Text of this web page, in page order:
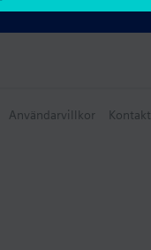
Användarvillkor Kontakt